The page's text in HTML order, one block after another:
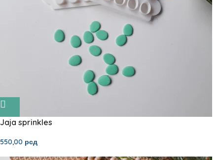
Jaja sprinkles
550,00 рсд